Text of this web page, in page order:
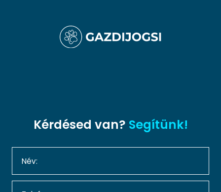
Kérdésed van? Segítünk!